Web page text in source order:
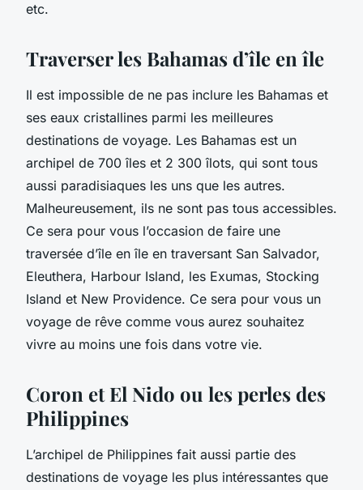
etc.
Traverser les Bahamas d’île en île
Il est impossible de ne pas inclure les Bahamas et
ses eaux cristallines parmi les meilleures
destinations de voyage. Les Bahamas est un
archipel de 700 îles et 2 300 îlots, qui sont tous
aussi paradisiaques les uns que les autres.
Malheureusement, ils ne sont pas tous accessibles.
Ce sera pour vous l’occasion de faire une
traversée d’île en île en traversant San Salvador,
Eleuthera, Harbour Island, les Exumas, Stocking
Island et New Providence. Ce sera pour vous un
voyage de rêve comme vous aurez souhaitez
vivre au moins une fois dans votre vie.
Coron et El Nido ou les perles des
Philippines
L’archipel de Philippines fait aussi partie des
destinations de voyage les plus intéressantes que